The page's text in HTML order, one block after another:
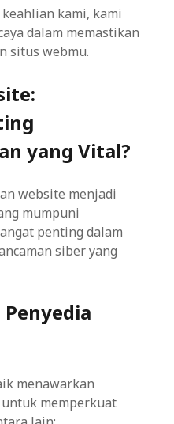
kami, kami
dalam memastikan
situs webmu.
yang Vital?
website menjadi
mumpuni
penting dalam
siber yang
menawarkan
memperkuat